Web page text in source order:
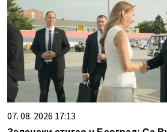
07. 08. 2026 17:13